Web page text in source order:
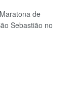
de
Sebastião no